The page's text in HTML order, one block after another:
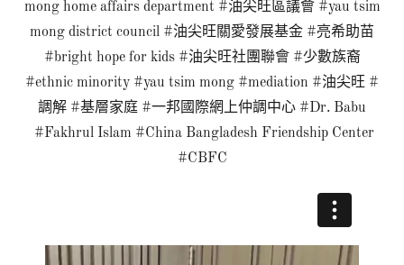
mong home affairs department #油尖旺區議會 #yau tsim
mong district council #油尖旺關愛發展基金 #亮希助苗
#bright hope for kids #油尖旺社團聯會 #少數族裔
#ethnic minority #yau tsim mong #mediation #油尖旺 #
調解 #基層家庭 #一邦國際網上仲調中心 #Dr. Babu
#Fakhrul Islam #China Bangladesh Friendship Center
#CBFC